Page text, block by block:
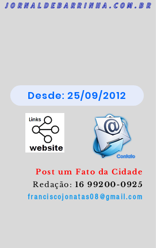
JORNALDEBARRINHA.COM.BR
Desde: 25/09/2012
Post um Fato da Cidade
Redação: 16 99200-0925
franciscojonatas08@gmail.com